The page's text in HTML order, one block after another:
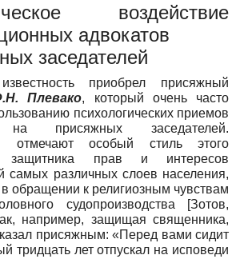
воздействие
адвокатов
заседателей
приобрел присяжный
Плевако, который очень часто
психологических приемов
на присяжных заседателей.
отмечают особый стиль этого
защитника прав и интересов
самых различных слоев населения,
обращении к религиозным чувствам
судопроизводства
[Зотов,
например, защищая священника,
присяжным: «Перед вами сидит
тридцать лет отпускал на исповеди